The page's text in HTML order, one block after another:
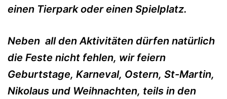
einen Tierpark oder einen Spielplatz.
Neben all den Aktivitäten dürfen natürlich
die Feste nicht fehlen, wir feiern
Geburtstage, Karneval, Ostern, St-Martin,
Nikolaus und Weihnachten, teils in den